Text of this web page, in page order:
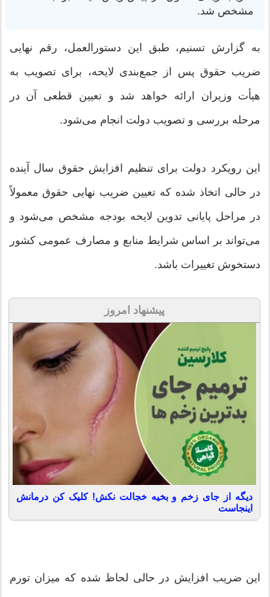
مشخص شد.
به گزارش تسنیم، طبق این دستورالعمل، رقم نهایی
ضریب حقوق پس از جمع‌بندی لایحه، برای تصویب به
هیأت وزیران ارائه خواهد شد و تعیین قطعی آن در
مرحله بررسی و تصویب دولت انجام می‌شود.
این رویکرد دولت برای تنظیم افزایش حقوق سال آینده
در حالی اتخاذ شده که تعیین ضریب نهایی حقوق معمولاً
در مراحل پایانی تدوین لایحه بودجه مشخص می‌شود و
می‌تواند بر اساس شرایط منابع و مصارف عمومی کشور
دستخوش تغییرات باشد.
پیشنهاد امروز
دیگه از جای زخم و بخیه خجالت نکش! کلیک کن درمانش
اینجاست
این ضریب افزایش در حالی لحاظ شده که میزان تورم